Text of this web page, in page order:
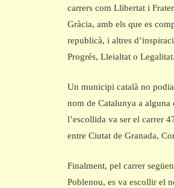
carrers com Llibertat i
Gràcia, amb els que es
republicà, i altres
Progrés, Lleialtat o Legalitat.
Un municipi català no
nom de Catalunya a alguna
l’escollida va ser el carrer
entre Ciutat de Granada,
Finalment, pel carrer
Poblenou, es va escollir el